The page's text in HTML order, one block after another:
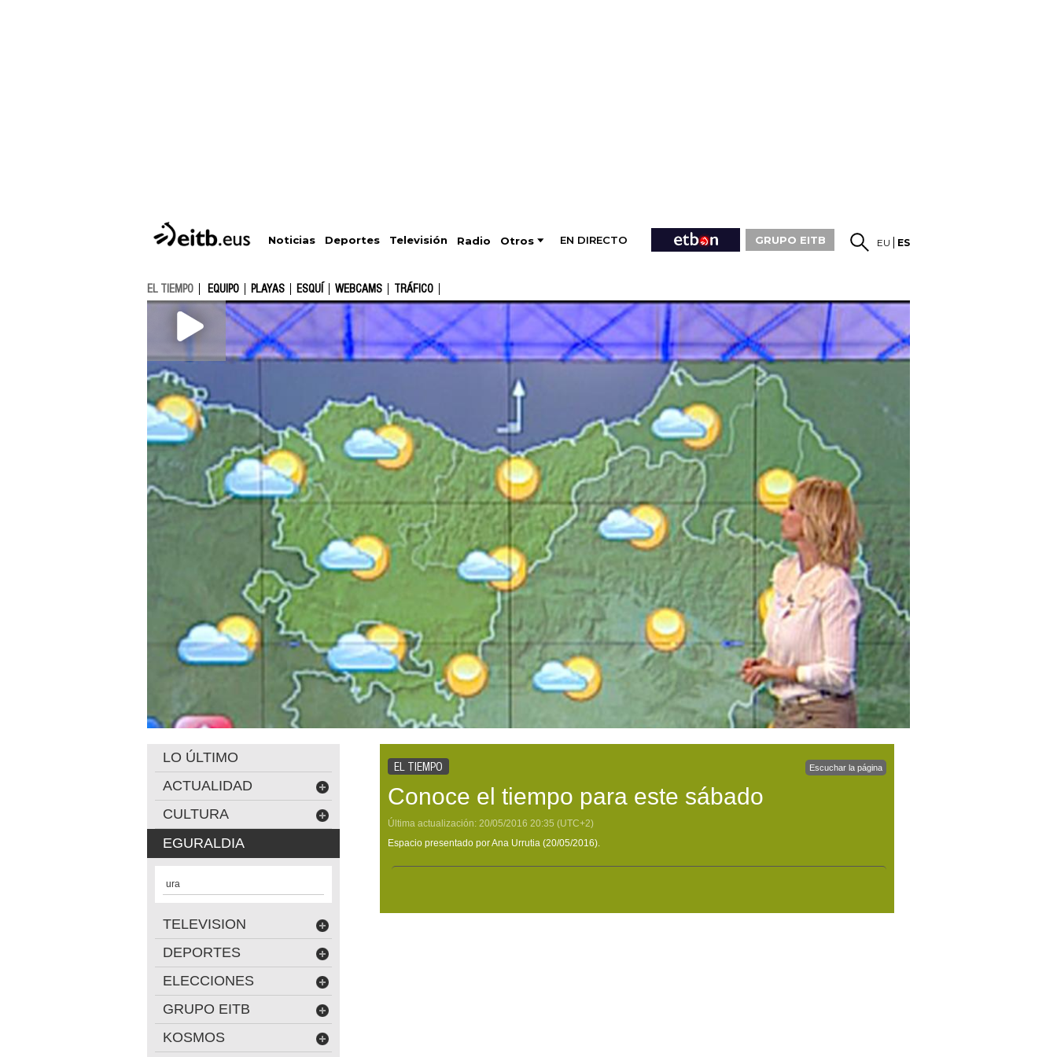
Noticias Deportes Televisión Radio Otros EN DIRECTO GRUPO EITB EU ES
EL TIEMPO EQUIPO PLAYAS ESQUÍ WEBCAMS TRÁFICO
EL TIEMPO Escuchar la página
Conoce el tiempo para este sábado
Última actualización: 20/05/2016 20:35 (UTC+2)
Espacio presentado por Ana Urrutia (20/05/2016).
LO ÚLTIMO
ACTUALIDAD
CULTURA
EGURALDIA
ura
TELEVISION
DEPORTES
ELECCIONES
GRUPO EITB
KOSMOS